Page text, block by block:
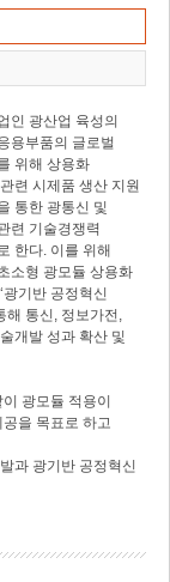
인 광산업 육성의
용부품의 글로벌
위해 상용화
련 시제품 생산 지원
통한 광통신 및
련 기술경쟁력
한다. 이를 위해
소형 광모듈 상용화
광기반 공정혁신
해 통신, 정보가전,
개발 성과 확산 및
광모듈 적용이
을 목표로 하고
과 광기반 공정혁신